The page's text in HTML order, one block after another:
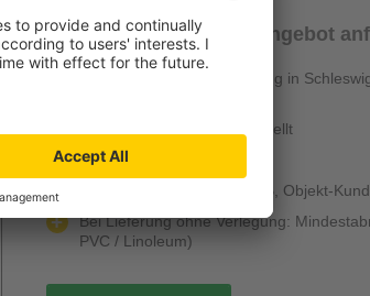
Jetzt Ihr persönliches Angebot
Verlegung und Dienstleistung in
Angebot wird kurzfristig erstellt
unverbindlich & kostenlos
Mengenrabatt möglich (B2B, Objekt-
Bei Lieferung ohne Verlegung:
PVC / Linoleum)